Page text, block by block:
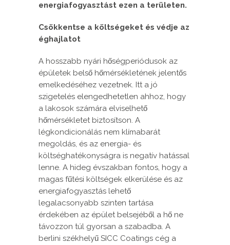
energiafogyasztást ezen a területen.
Csökkentse a költségeket és védje az
éghajlatot
A hosszabb nyári hőségperiódusok az
épületek belső hőmérsékletének jelentős
emelkedéséhez vezetnek. Itt a jó
szigetelés elengedhetetlen ahhoz, hogy
a lakosok számára elviselhető
hőmérsékletet biztosítson. A
légkondicionálás nem klímabarát
megoldás, és az energia- és
költséghatékonyságra is negatív hatással
lenne. A hideg évszakban fontos, hogy a
magas fűtési költségek elkerülése és az
energiafogyasztás lehető
legalacsonyabb szinten tartása
érdekében az épület belsejéből a hő ne
távozzon túl gyorsan a szabadba. A
berlini székhelyű SICC Coatings cég a